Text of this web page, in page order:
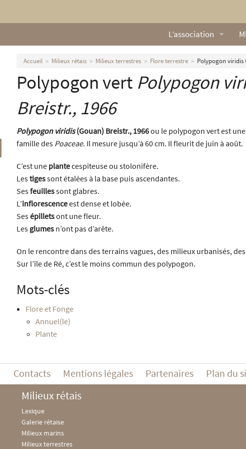
L’association
Qui sommes nous ?
Nos missions
Nos partenaires
Accueil Milieux rétais Milieux terrestres Flore terrestre Polypogon viridis
Polypogon vert Polypogon
Breistr., 1966
Polypogon viridis(Gouan) Breistr., 1966ou le polypogon vert est
famille des Poaceae. Il mesure jusqu’à 60 cm. Il fleurit de juin à août.
C’est une plantecespiteuse ou stolonifère.
Lestigessont étalées à la base puis ascendantes.
Sesfeuillessont glabres.
L’inflorescenceest dense et lobée.
Sesépilletsont une fleur.
Les glumes n’ont pas d’arête.
On le rencontre dans des terrains vagues, des milieux urbanisés,
Sur l’île de Ré, c’est le moins commun des polypogon.
Mots-clés
Flore et Fonge
Annuel(le)
Plante
Contacts Mentions légales Partenaires Plan du
Milieux rétais
Lexique
Galerie rétaise
Milieux marins
Milieux terrestres